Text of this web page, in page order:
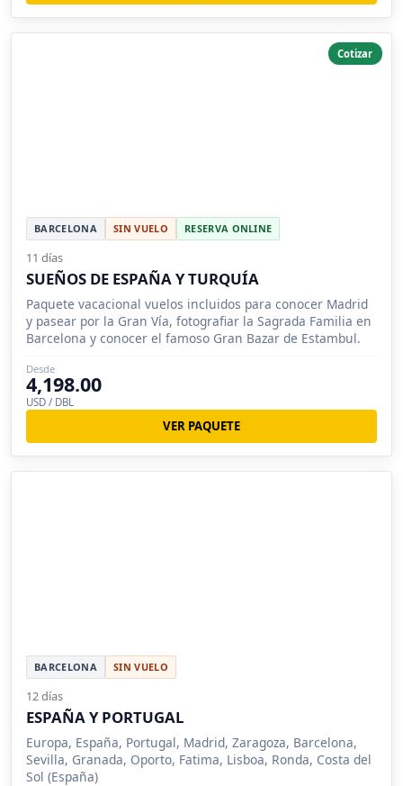
Cotizar
BARCELONA SIN VUELO RESERVA ONLINE
11 días
SUEÑOS DE ESPAÑA Y TURQUÍA
Paquete vacacional vuelos incluidos para conocer Madrid
y pasear por la Gran Vía, fotografiar la Sagrada Familia en
Barcelona y conocer el famoso Gran Bazar de Estambul.
Desde
4,198.00
USD / DBL
VER PAQUETE
BARCELONA SIN VUELO
12 días
ESPAÑA Y PORTUGAL
Europa, España, Portugal, Madrid, Zaragoza, Barcelona,
Sevilla, Granada, Oporto, Fatima, Lisboa, Ronda, Costa del
Sol (España)